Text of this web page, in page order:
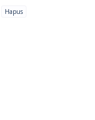
Hapus